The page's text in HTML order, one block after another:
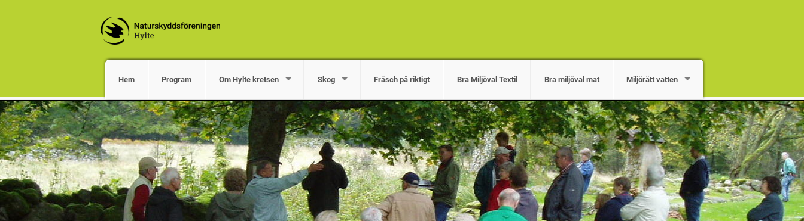
Hem Program Om Hylte kretsen Skog Fräsch på riktigt Bra Miljöval Textil Bra miljöval mat Miljörätt vatten